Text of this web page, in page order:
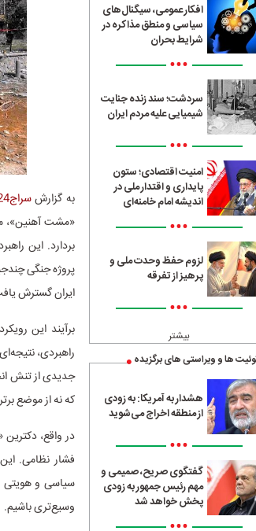
افکار عمومی، سیگنال‌های
سیاسی و منطق مذاکره در
شرایط بحران
•••
سردشت؛ سند زنده جنایت
شیمیایی علیه مردم ایران
•••
امنیت اقتصادی؛ ستون
پایداری و اقتدار ملی در
اندیشه امام خامنه‌ای
•••
لزوم حفظ وحدت ملی و
پرهیز از تفرقه
•••
بیشتر
ها و ویراستی های برگزیده
هشدار به آمریکا: به زودی
از منطقه اخراج می‌شوید
•••
گفتگوی صریح، صمیمی و
مهم رئیس جمهور به زودی
پخش خواهد شد
به گزارشسراج24
«مشت آهنین»،
بردارد. این
پروژه جنگی
ایران گسترش
برآیند این
راهبردی،
جدیدی از تنش
که نه از موضع
در واقع،
فشار نظامی.
سیاسی و هویتی
وسیع‌تری باشیم.